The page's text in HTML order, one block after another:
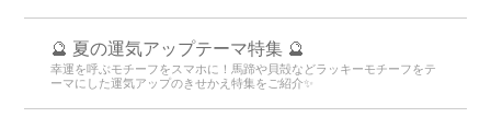
🔮 夏の運気アップテーマ特集 🔮
幸運を呼ぶモチーフをスマホに！馬蹄や貝殻などラッキーモチーフをテ
ーマにした運気アップのきせかえ特集をご紹介✨